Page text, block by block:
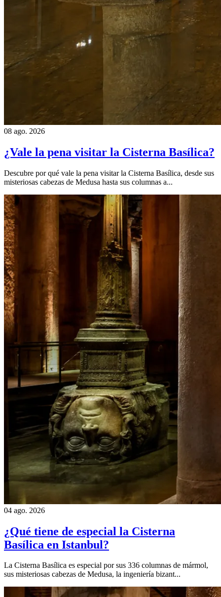
08 ago. 2026
¿Vale la pena visitar la Cisterna Basílica?
Descubre por qué vale la pena visitar la Cisterna Basílica, desde sus
misteriosas cabezas de Medusa hasta sus columnas a...
04 ago. 2026
¿Qué tiene de especial la Cisterna
Basílica en Istanbul?
La Cisterna Basílica es especial por sus 336 columnas de mármol,
sus misteriosas cabezas de Medusa, la ingeniería bizant...